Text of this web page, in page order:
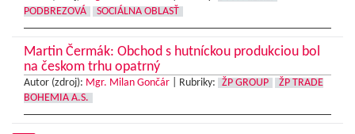
PODBREZOVÁ
SOCIÁLNA OBLASŤ
Martin Čermák: Obchod s hutníckou produkciou bol
na českom trhu opatrný
Autor (zdroj): Mgr. Milan Gončár Rubriky: ŽP GROUP
ŽP TRADE
BOHEMIA A.S.